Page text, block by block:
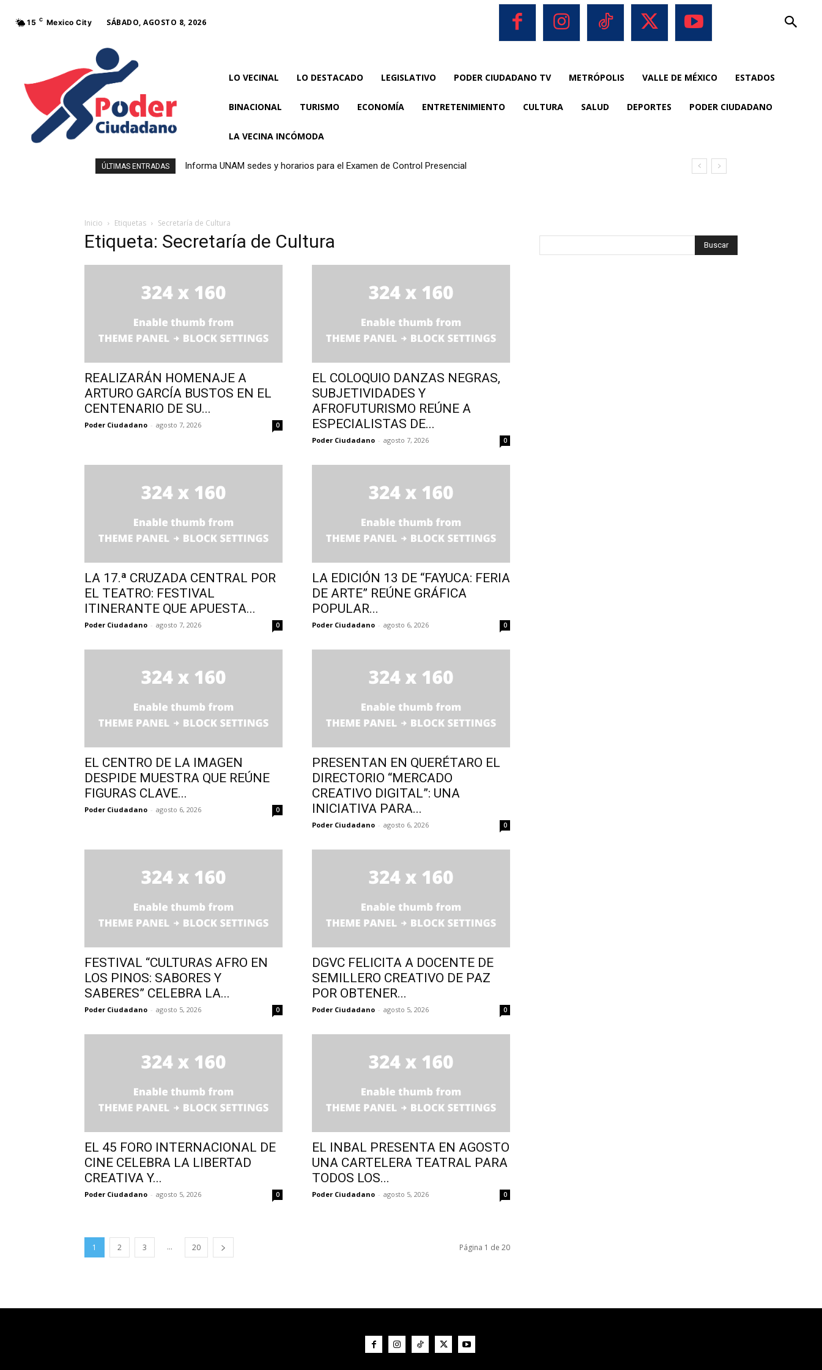
15 C Mexico City SÁBADO, AGOSTO 8, 2026
LO VECINAL LO DESTACADO LEGISLATIVO PODER CIUDADANO TV METRÓPOLIS VALLE DE MÉXICO ESTADOS
BINACIONAL TURISMO ECONOMÍA ENTRETENIMIENTO CULTURA SALUD DEPORTES PODER CIUDADANO
LA VECINA INCÓMODA
ÚLTIMAS ENTRADAS Informa UNAM sedes y horarios para el Examen de Control Presencial
Inicio Etiquetas Secretaría de Cultura
Etiqueta: Secretaría de Cultura
REALIZARÁN HOMENAJE A
ARTURO GARCÍA BUSTOS EN EL
CENTENARIO DE SU...
Poder Ciudadano - agosto 7, 2026 0
EL COLOQUIO DANZAS NEGRAS,
SUBJETIVIDADES Y
AFROFUTURISMO REÚNE A
ESPECIALISTAS DE...
Poder Ciudadano - agosto 7, 2026 0
LA 17.ª CRUZADA CENTRAL POR
EL TEATRO: FESTIVAL
ITINERANTE QUE APUESTA...
Poder Ciudadano - agosto 7, 2026 0
LA EDICIÓN 13 DE “FAYUCA: FERIA
DE ARTE” REÚNE GRÁFICA
POPULAR...
Poder Ciudadano - agosto 6, 2026 0
EL CENTRO DE LA IMAGEN
DESPIDE MUESTRA QUE REÚNE
FIGURAS CLAVE...
Poder Ciudadano - agosto 6, 2026 0
PRESENTAN EN QUERÉTARO EL
DIRECTORIO “MERCADO
CREATIVO DIGITAL”: UNA
INICIATIVA PARA...
Poder Ciudadano - agosto 6, 2026 0
FESTIVAL “CULTURAS AFRO EN
LOS PINOS: SABORES Y
SABERES” CELEBRA LA...
Poder Ciudadano - agosto 5, 2026 0
DGVC FELICITA A DOCENTE DE
SEMILLERO CREATIVO DE PAZ
POR OBTENER...
Poder Ciudadano - agosto 5, 2026 0
EL 45 FORO INTERNACIONAL DE
CINE CELEBRA LA LIBERTAD
CREATIVA Y...
Poder Ciudadano - agosto 5, 2026 0
EL INBAL PRESENTA EN AGOSTO
UNA CARTELERA TEATRAL PARA
TODOS LOS...
Poder Ciudadano - agosto 5, 2026 0
1 2 3 ... 20 Página 1 de 20